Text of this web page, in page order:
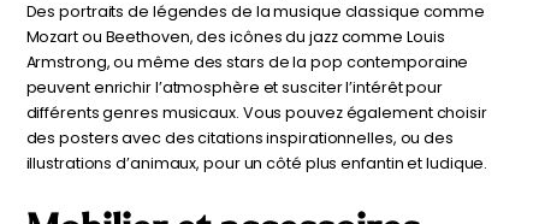
Des portraits de légendes de la musique classique comme
Mozart ou Beethoven, des icônes du jazz comme Louis
Armstrong, ou même des stars de la pop contemporaine
peuvent enrichir l’atmosphère et susciter l’intérêt pour
différents genres musicaux. Vous pouvez également choisir
des posters avec des citations inspirationnelles, ou des
illustrations d’animaux, pour un côté plus enfantin et ludique.